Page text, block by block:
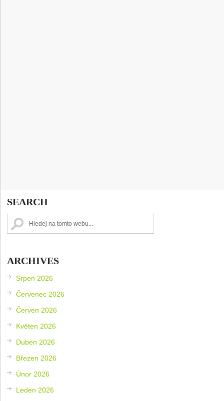
SEARCH
ARCHIVES
Srpen 2026
Červenec 2026
Červen 2026
Květen 2026
Duben 2026
Březen 2026
Únor 2026
Leden 2026